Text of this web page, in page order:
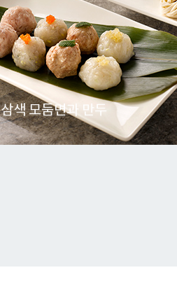
표고버섯 돼지사골탕